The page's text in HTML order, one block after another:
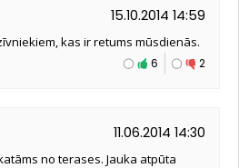
15.10.2014 14:59
kas ir retums mūsdienās.
2
6
11.06.2014 14:30
no terases. Jauka atpūta